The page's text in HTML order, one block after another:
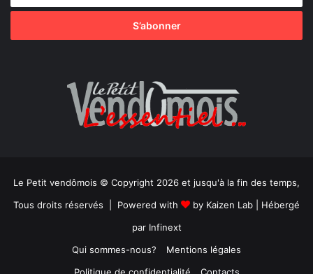
Le Petit vendômois © Copyright 2026 et jusqu'à la fin des temps,
Tous droits réservés | Powered with
by Kaizen Lab | Hébergé
par Infinext
Qui sommes-nous?
Mentions légales